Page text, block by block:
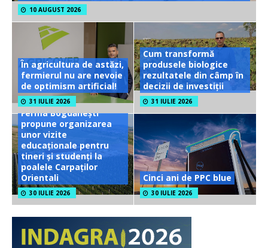
10 AUGUST 2026
În agricultura de astăzi,
fermierul nu are nevoie
de optimism artificial!
31 IULIE 2026
Cum transformă
produsele biologice
rezultatele din câmp în
decizii de investiții
31 IULIE 2026
Ferma Bogdănești
propune organizarea
unor vizite
educaționale pentru
tineri și studenți la
poalele Carpaților
Orientali
30 IULIE 2026
Cinci ani de PPC blue
30 IULIE 2026